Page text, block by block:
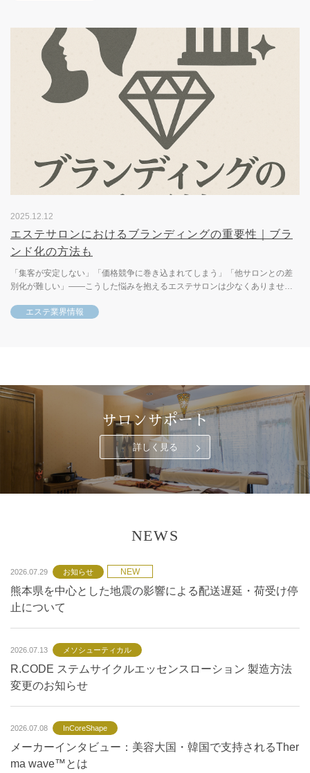
2025.12.12
エステサロンにおけるブランディングの重要性｜ブラ
ンド化の方法も
「集客が安定しない」「価格競争に巻き込まれてしまう」「他サロンとの差
別化が難しい」――こうした悩みを抱えるエステサロンは少なくありませ
エステ業界情報
サロンサポート
詳しく見る
NEWS
2026.07.29 お知らせ NEW
熊本県を中心とした地震の影響による配送遅延・荷受け停
止について
2026.07.13 メソシューティカル
R.CODE ステムサイクルエッセンスローション 製造方法
変更のお知らせ
2026.07.08 InCoreShape
メーカーインタビュー：美容大国・韓国で支持されるTher
ma wave™とは